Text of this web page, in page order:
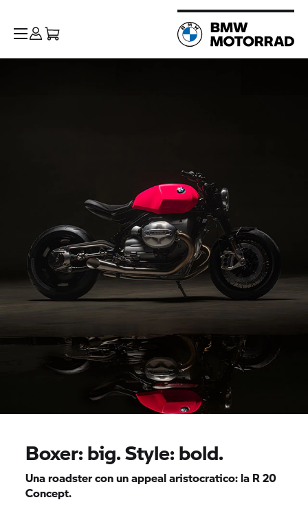
Boxer: big. Style: bold.
Una roadster con un appeal aristocratico: la R 20
Concept.